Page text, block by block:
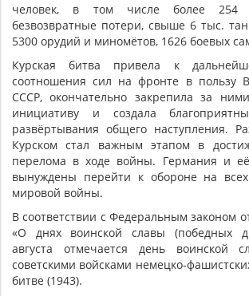
человек, в том числе более 254
безвозвратные потери, свыше 6 тыс.
5300 орудий и миномётов, 1626 боевых
Курская битва привела к
соотношения сил на фронте в пользу
СССР, окончательно закрепила за
инициативу и создала
развёртывания общего наступления.
Курском стал важным этапом в
перелома в ходе войны. Германия и
вынуждены перейти к обороне на
мировой войны.
В соответствии с Федеральным законом
«О днях воинской славы (победных
августа отмечается день воинской
советскими войсками немецко-
битве (1943).